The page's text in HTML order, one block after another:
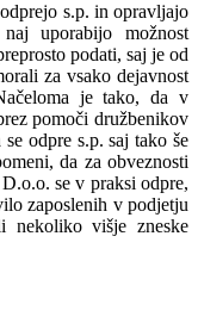
s.p. in opravljajo
uporabijo možnost
podati, saj je od
za vsako dejavnost
je tako, da v
pomoči družbenikov
odpre s.p. saj tako še
da za obveznosti
se v praksi odpre,
zaposlenih v podjetju
nekoliko višje zneske